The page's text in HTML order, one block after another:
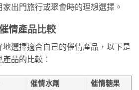
出門旅行或聚會時的理想選擇。
情產品比較
選擇適合自己的催情產品，以下是
品的比較：
催情水劑 催情糖果